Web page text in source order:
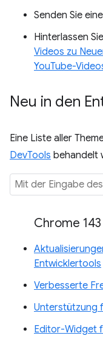
Senden Sie
Hinterlassen
Videos zu
YouTube-
Neu in den
Eine Liste aller
DevTools behandelt
Chrome 143
Entwicklertools
Verbesserte
Unterstützung
Editor-Widget